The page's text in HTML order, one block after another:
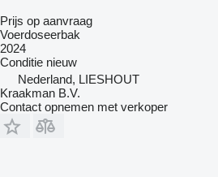
Prijs op aanvraag
Voerdoseerbak
2024
Conditie nieuw
Nederland, LIESHOUT
Kraakman B.V.
Contact opnemen met verkoper